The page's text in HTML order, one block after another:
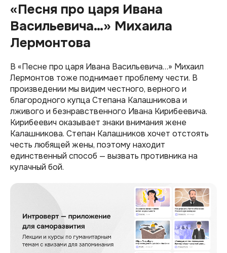
«Песня про царя Ивана
Васильевича…» Михаила
Лермонтова
В «Песне про царя Ивана Васильевича…» Михаил
Лермонтов тоже поднимает проблему чести. В
произведении мы видим честного, верного и
благородного купца Степана Калашникова и
лживого и безнравственного Ивана Кирибеевича.
Кирибеевич оказывает знаки внимания жене
Калашникова. Степан Калашников хочет отстоять
честь любящей жены, поэтому находит
единственный способ — вызвать противника на
кулачный бой.